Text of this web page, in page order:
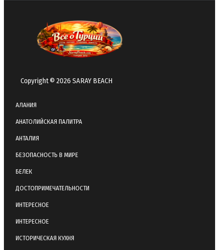
Copyright © 2026 SARAY BEACH
АЛАНИЯ
АНАТОЛИЙСКАЯ ПАЛИТРА
АНТАЛИЯ
БЕЗОПАСНОСТЬ В МИРЕ
БЕЛЕК
ДОСТОПРИМЕЧАТЕЛЬНОСТИ
ИНТЕРЕСНОЕ
ИНТЕРЕСНОЕ
ИСТОРИЧЕСКАЯ КУХНЯ